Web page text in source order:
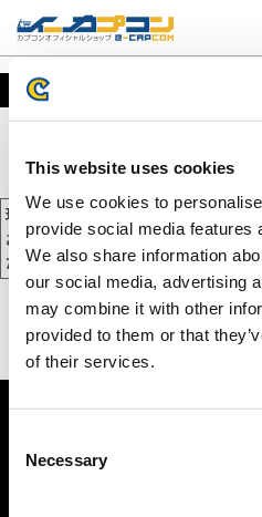
This website uses cookies
We use cookies to
provide social media features
We also share information
our social media, advertising
may combine it with other
provided to them or that
of their services.
Selection
Necessary
カート
現在、カートには商品が入っており
お買い物を続けるには下の 「お買い
ださい。